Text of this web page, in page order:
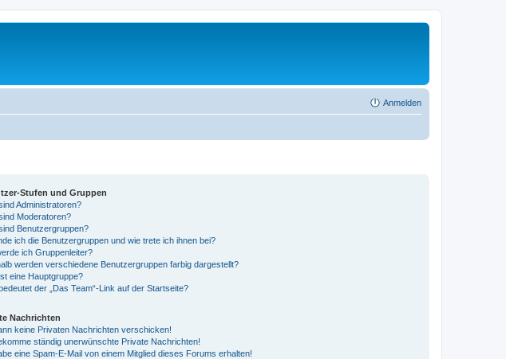
Anmelden
Stufen und Gruppen
Administratoren?
Moderatoren?
Benutzergruppen?
ich die Benutzergruppen und wie trete ich ihnen bei?
ich Gruppenleiter?
werden verschiedene Benutzergruppen farbig dargestellt?
eine Hauptgruppe?
der „Das Team“-Link auf der Startseite?
Nachrichten
keine Privaten Nachrichten verschicken!
ständig unerwünschte Private Nachrichten!
eine Spam-E-Mail von einem Mitglied dieses Forums erhalten!